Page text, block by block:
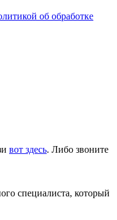
об обработке
вот здесь. Либо звоните
специалиста, который